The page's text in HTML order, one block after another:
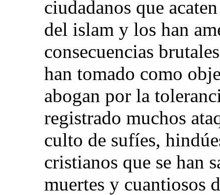
ciudadanos que
del islam y los han
consecuencias
han tomado como
abogan por la
registrado muchos
culto de sufíes,
cristianos que se han
muertes y cuantiosos